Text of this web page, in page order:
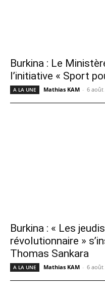
Burkina : Le
l’initiative « Sport
A LA UNE Mathias KAM - 6 août
Burkina : « Les
révolutionnaire »
Thomas Sankara
A LA UNE Mathias KAM - 6 août